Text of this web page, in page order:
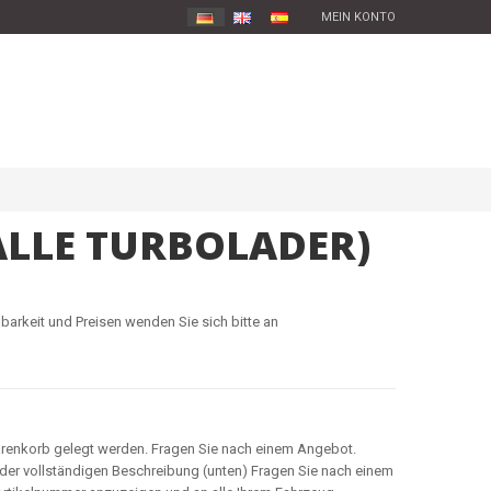
MEIN KONTO
TURBOLADER)
und Preisen wenden Sie sich bitte an
gelegt werden. Fragen Sie nach einem Angebot.
vollständigen Beschreibung (unten) Fragen Sie nach einem